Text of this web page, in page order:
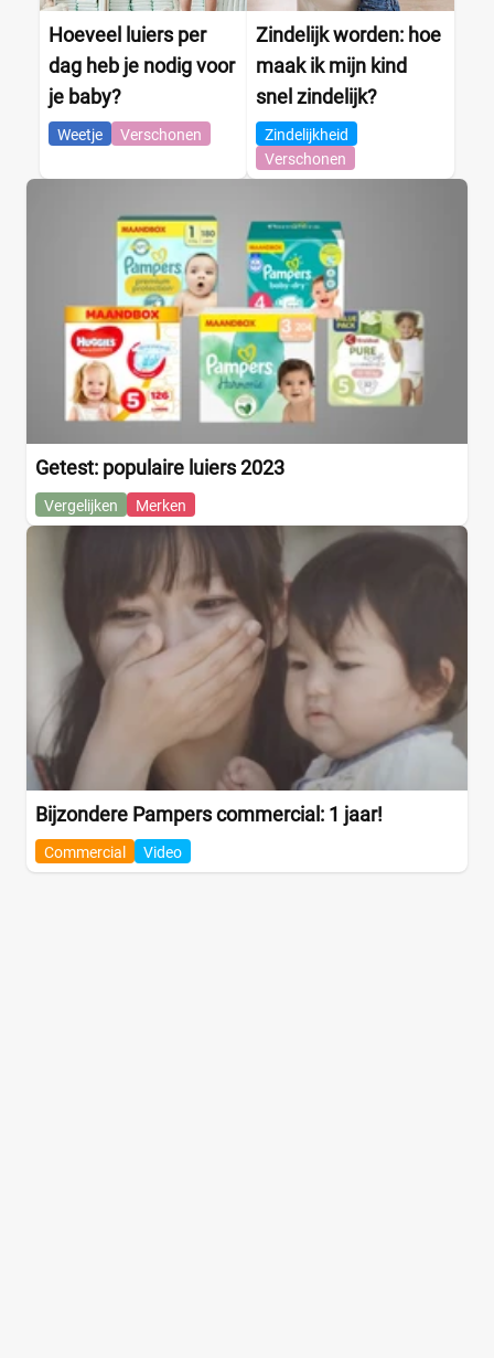
Hoeveel luiers per
dag heb je nodig voor
je baby?
Weetje Verschonen
Zindelijk worden: hoe
maak ik mijn kind
snel zindelijk?
Zindelijkheid
Verschonen
Getest: populaire luiers 2023
Vergelijken Merken
Bijzondere Pampers commercial: 1 jaar!
Commercial Video